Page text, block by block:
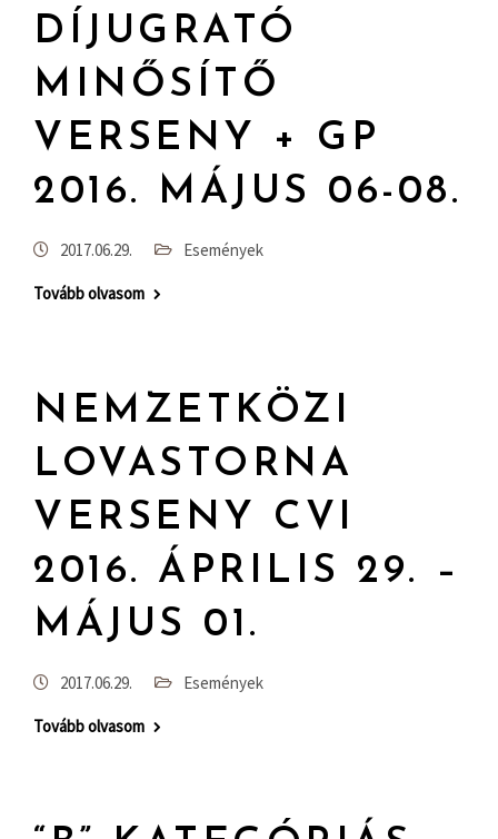
DÍJUGRATÓ
MINŐSÍTŐ
VERSENY + GP
2016. MÁJUS 06-08.
2017.06.29. Események
Tovább olvasom
NEMZETKÖZI
LOVASTORNA
VERSENY CVI
2016. ÁPRILIS 29. –
MÁJUS 01.
2017.06.29. Események
Tovább olvasom